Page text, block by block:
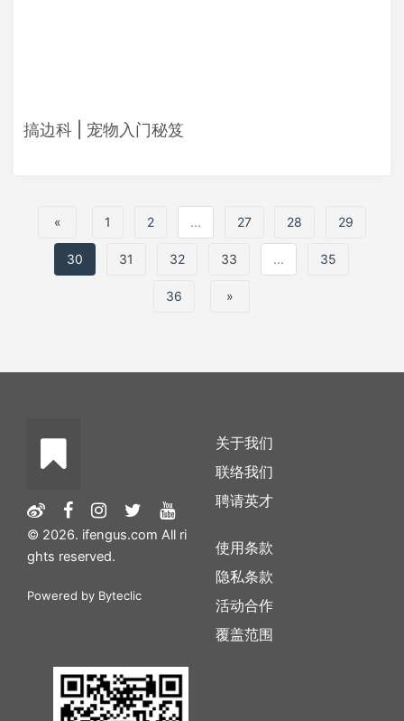
搞边科 | 宠物入门秘笈
« 1 2 ... 27 28 29
30 31 32 33 ... 35
36 »
© 2026. ifengus.com All ri
ghts reserved.
Powered by Byteclic
关于我们
联络我们
聘请英才
使用条款
隐私条款
活动合作
覆盖范围